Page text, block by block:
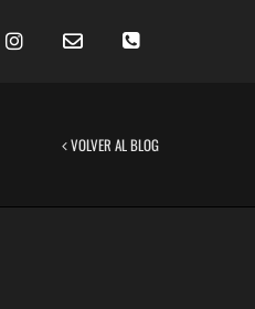
VOLVER AL BLOG